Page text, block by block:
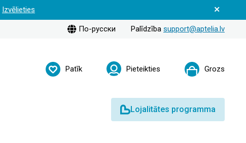
Izvēlieties
По-русски Palīdzība support@aptelia.lv
Patīk Pieteikties Grozs
Lojalitātes programma